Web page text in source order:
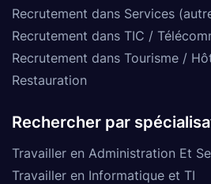
Recrutement dans Services
Recrutement dans TIC /
Recrutement dans Tourisme /
Restauration
Rechercher par
Travailler en Administration Et
Travailler en Informatique et TI